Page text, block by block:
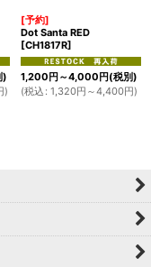
)
)
[予約]
Dot Santa RED
[CH1817R]
1,200 円 ～4,000 円 (税別)
(税込 : 1,320円 ～4,400円)